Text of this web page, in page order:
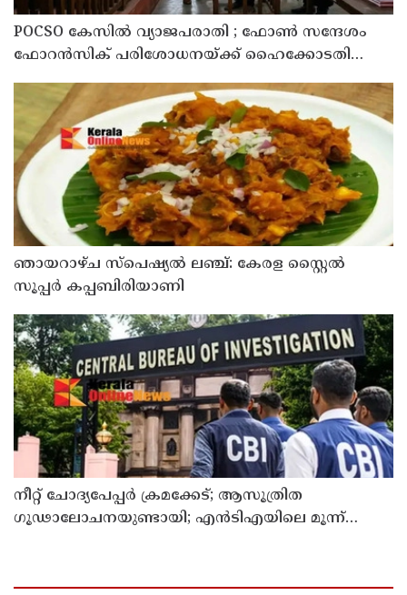
POCSO കേസിൽ വ്യാജപരാതി ; ഫോൺ സന്ദേശം
ഫോറൻസിക് പരിശോധനയ്ക്ക് ഹൈക്കോടതി
ട്രാക്ക് കോടതി
ഞായറാഴ്ച സ്പെഷ്യൽ ലഞ്ച്: കേരള സ്റ്റൈൽ
സൂപ്പർ കപ്പബിരിയാണി
നീറ്റ് ചോദ്യപേപ്പര്‍ ക്രമക്കേട്; ആസൂത്രിത
ഗൂഢാലോചനയുണ്ടായി; എന്‍ടിഎയിലെ മൂന്ന്